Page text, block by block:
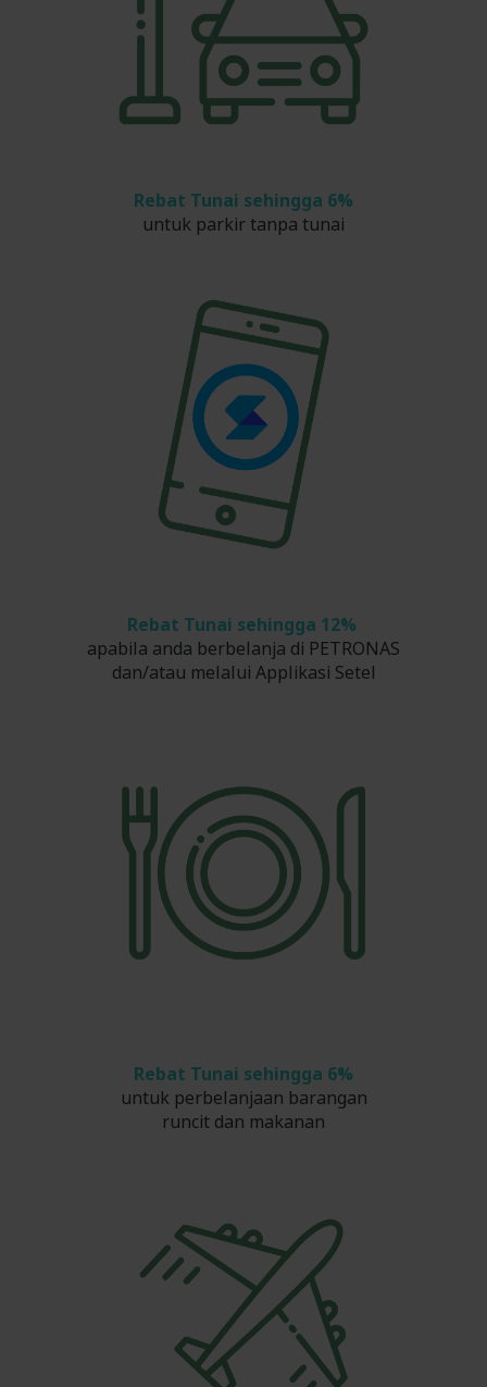
Rebat Tunai sehingga 6%
untuk parkir tanpa tunai
Rebat Tunai sehingga 12%
apabila anda berbelanja di PETRONAS
dan/atau melalui Applikasi Setel
Rebat Tunai sehingga 6%
untuk perbelanjaan barangan
runcit dan makanan